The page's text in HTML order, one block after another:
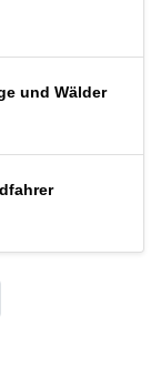
und Wälder